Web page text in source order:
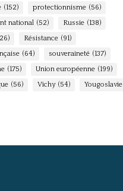
(152) protectionnisme (56)
national (52) Russie (138)
Résistance (91)
(64) souveraineté (137)
(175) Union européenne (199)
(56) Vichy (54) Yougoslavie